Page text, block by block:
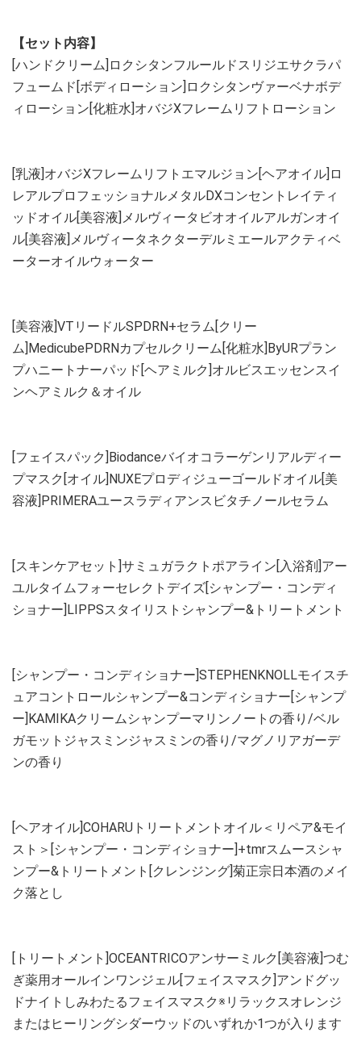
【セット内容】
[ハンドクリーム]ロクシタンフルールドスリジエサクラパ
フュームド[ボディローション]ロクシタンヴァーベナボデ
ィローション[化粧水]オバジXフレームリフトローション
[乳液]オバジXフレームリフトエマルジョン[ヘアオイル]ロ
レアルプロフェッショナルメタルDXコンセントレイティ
ッドオイル[美容液]メルヴィータビオオイルアルガンオイ
ル[美容液]メルヴィータネクターデルミエールアクティベ
ーターオイルウォーター
[美容液]VTリードルSPDRN+セラム[クリー
ム]MedicubePDRNカプセルクリーム[化粧水]ByURプラン
プハニートナーパッド[ヘアミルク]オルビスエッセンスイ
ンヘアミルク＆オイル
[フェイスパック]Biodanceバイオコラーゲンリアルディー
プマスク[オイル]NUXEプロディジューゴールドオイル[美
容液]PRIMERAユースラディアンスビタチノールセラム
[スキンケアセット]サミュガラクトポアライン[入浴剤]アー
ユルタイムフォーセレクトデイズ[シャンプー・コンディ
ショナー]LIPPSスタイリストシャンプー&トリートメント
[シャンプー・コンディショナー]STEPHENKNOLLモイスチ
ュアコントロールシャンプー&コンディショナー[シャンプ
ー]KAMIKAクリームシャンプーマリンノートの香り/ベル
ガモットジャスミンジャスミンの香り/マグノリアガーデ
ンの香り
[ヘアオイル]COHARUトリートメントオイル＜リペア&モイ
スト＞[シャンプー・コンディショナー]+tmrスムースシャ
ンプー&トリートメント[クレンジング]菊正宗日本酒のメイ
ク落とし
[トリートメント]OCEANTRICOアンサーミルク[美容液]つむ
ぎ薬用オールインワンジェル[フェイスマスク]アンドグッ
ドナイトしみわたるフェイスマスク※リラックスオレンジ
またはヒーリングシダーウッドのいずれか1つが入ります